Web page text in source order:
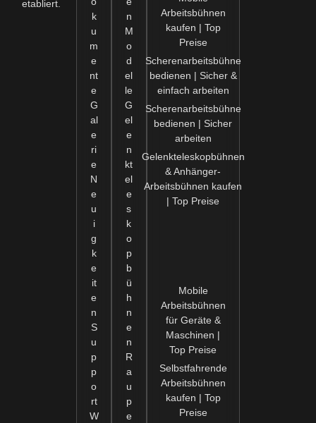
etabliert.
k
u
m
e
nt
e
G
al
e
ri
e
N
e
u
i
g
k
e
it
e
n
S
u
p
p
o
rt
W
n
M
o
d
el
le
G
el
e
n
kt
el
e
s
k
o
p
b
ü
h
n
e
n
R
a
u
p
e
Arbeitsbühnen
kaufen | Top
Preise
Scherenarbeitsbühne
bedienen | Sicher &
einfach arbeiten
Scherenarbeitsbühne
bedienen | Sicher
arbeiten
Gelenkteleskopbühnen
& Anhänger-
Arbeitsbühnen kaufen
| Top Preise
Mobile
Arbeitsbühnen
für Geräte &
Maschinen |
Top Preise
Selbstfahrende
Arbeitsbühnen
kaufen | Top
Preise